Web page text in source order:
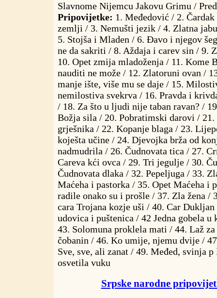
Slavnome Nijemcu Jakovu Grimu /
Pripovijetke: 1. Međedović / 2.
zemlji / 3. Nemušti jezik / 4. Zlatna
5. Stojša i Mladen / 6. Đavo i njegov
ne da sakriti / 8. Aždaja i carev sin / 9.
10. Opet zmija mladoženja / 11. Kome
nauditi ne može / 12. Zlatoruni ovan /
manje ište, više mu se daje / 15.
nemilostiva svekrva / 16. Pravda i
/ 18. Za što u ljudi nije taban ravan? /
Božja sila / 20. Pobratimski darovi /
grješnika / 22. Kopanje blaga / 23.
koješta učine / 24. Djevojka brža od
nadmudrila / 26. Čudnovata tica / 27.
Careva kći ovca / 29. Tri jegulje / 30.
Čudnovata dlaka / 32. Pepeljuga / 33.
Maćeha i pastorka / 35. Opet Maćeha i
radile onako su i prošle / 37. Zla žena /
cara Trojana kozje uši / 40. Car
udovica i puštenica / 42 Jedna gobela u
43. Solomuna proklela mati / 44. Laž
čobanin / 46. Ko umije, njemu dvije /
Sve, sve, ali zanat / 49. Međed, svinja
osvetila vuku
Srpske narodne